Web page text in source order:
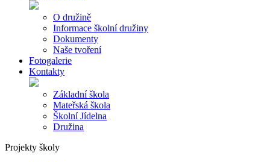
O družině
Informace školní družiny
Dokumenty
Naše tvoření
Fotogalerie
Kontakty
Základní škola
Mateřská škola
Školní Jídelna
Družina
Projekty školy